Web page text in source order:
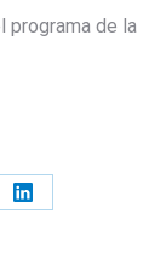
programa de la
Share